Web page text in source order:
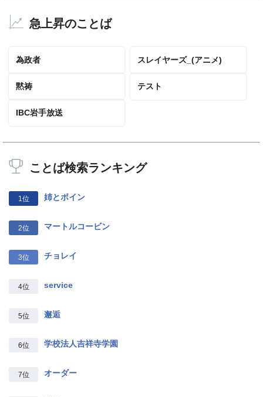
急上昇のことば
為政者 スレイヤーズ_(アニメ)
黙祷 テスト
IBC岩手放送
ことば検索ランキング
1位 姉とボイン
2位 マートルコービン
3位 チョレイ
4位 service
5位 邂逅
6位 学校法人吉祥寺学園
7位 オーダー